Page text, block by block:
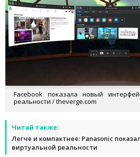
Facebook показала новый
реальности / theverge.com
Читай также:
Легче и компактнее: Panasonic
виртуальной реальности